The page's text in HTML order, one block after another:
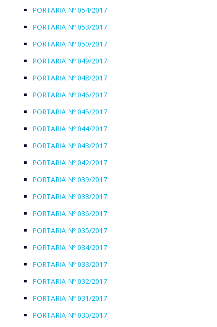
PORTARIA Nº 054/2017
PORTARIA Nº 053/2017
PORTARIA Nº 050/2017
PORTARIA Nº 049/2017
PORTARIA Nº 048/2017
PORTARIA Nº 046/2017
PORTARIA Nº 045/2017
PORTARIA Nº 044/2017
PORTARIA Nº 043/2017
PORTARIA Nº 042/2017
PORTARIA Nº 039/2017
PORTARIA Nº 038/2017
PORTARIA Nº 036/2017
PORTARIA Nº 035/2017
PORTARIA Nº 034/2017
PORTARIA Nº 033/2017
PORTARIA Nº 032/2017
PORTARIA Nº 031/2017
PORTARIA Nº 030/2017